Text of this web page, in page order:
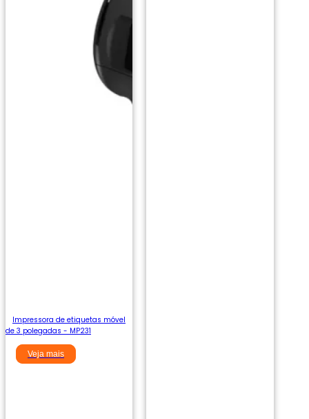
Impressora de etiquetas móvel
de 3 polegadas - MP231
Veja mais